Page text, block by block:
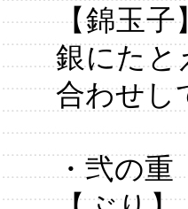
【錦玉子
銀にたと
合わせし
・弐の重